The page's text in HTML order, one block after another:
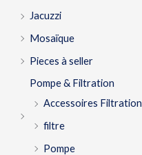
Jacuzzi
Mosaïque
Pieces à seller
Pompe & Filtration
Accessoires Filtration
filtre
Pompe